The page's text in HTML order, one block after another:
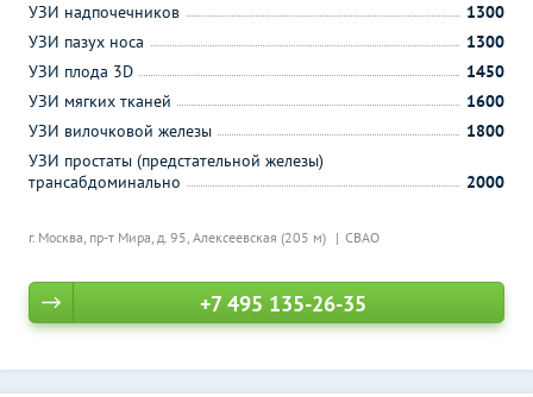
г. Москва, пр-т Мира, д. 95, Алексеевская (205 м) СВАО
УЗИ надпочечников
1300
УЗИ пазух носа
1300
УЗИ плода 3D
1450
УЗИ мягких тканей
1600
УЗИ вилочковой железы
1800
УЗИ простаты (предстательной железы)
трансабдоминально
2000
+7 495 135-26-35